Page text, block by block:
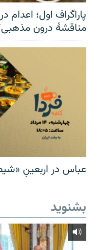
پاراگراف اول؛ اعدام
مناقشهٔ درون
عباس در اربعینِ
بشنوید